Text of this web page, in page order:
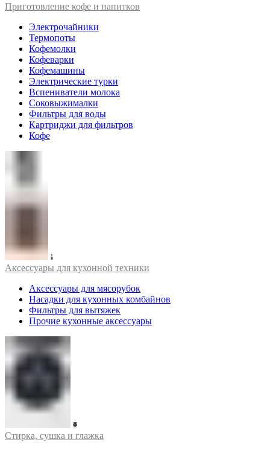
Приготовление кофе и напитков
Электрочайники
Термопоты
Кофемолки
Кофеварки
Кофемашины
Электрические турки
Вспениватели молока
Соковыжималки
Фильтры для воды
Картриджи для фильтров
Кофе
Аксессуары для кухонной техники
Аксессуары для мясорубок
Насадки для кухонных комбайнов
Фильтры для вытяжек
Прочие кухонные аксессуары
Стирка, сушка и глажка